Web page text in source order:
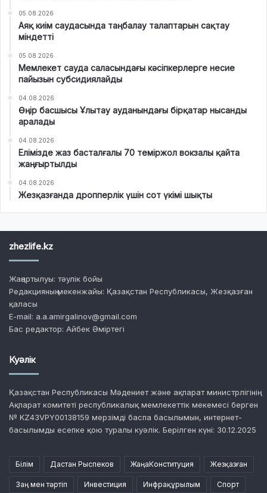
05.08.2026
Аяқ киім саудасында таңбалау талаптарын сақтау
міндетті
05.08.2026
Мемлекет сауда саласындағы кәсіпкерлерге несие
пайызын субсидиялайды
04.08.2026
Өңір басшысы Ұлытау ауданындағы бірқатар нысанды
аралады
04.08.2026
Елімізде жаз басталғалы 70 теміржол вокзалы қайта
жаңғыртылды
04.08.2026
Жезқазғанда дропперлік үшін сот үкімі шықты
zhezlife.kz
Жаңартылуы: тәулік бойы
Редакцияның мекенжайы: Қазақстан Республикасы, Жезқазған
қаласы
E-mail: a.a.amirgalinov@gmail.com
Бас редактор: Айбек Әміртегі
Куәлік
Қазақстан Республикасы Мәдениет және ақпарат министрлігінің
Ақпарат комитеті республикалық мемлекеттік мекемесі берген
№ KZ43VPY00138159 мерзімді баспа басылымын, интернет-
басылымды есепке қою туралы куәлік. Берілген күні: 30.12.2025
Білім Дастан Рыспеков ЖаңаКонституция Жезқазған
Заң мен тәртіп Инвестиция Инфрақұрылым Спорт